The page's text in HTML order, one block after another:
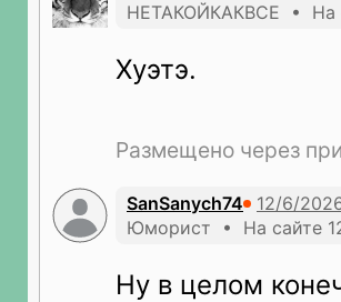
НЕТАКОЙКАКВСЕ • На
Хуэтэ.
Размещено через
SanSanych74
Юморист • На сайте
Ну в целом